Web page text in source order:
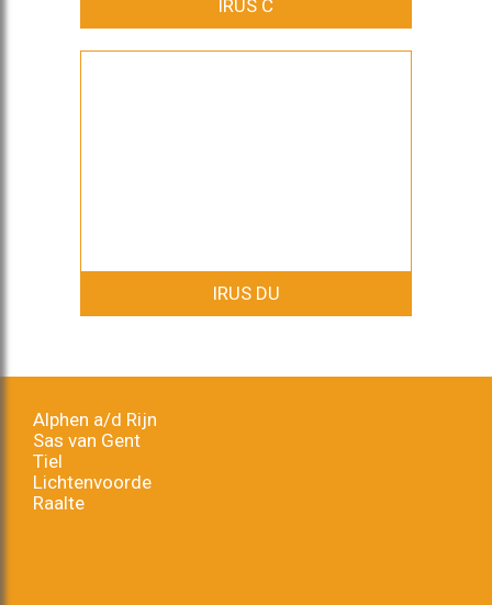
IRUS C
IRUS DU
Alphen a/d Rijn
Sas van Gent
Tiel
Lichtenvoorde
Raalte